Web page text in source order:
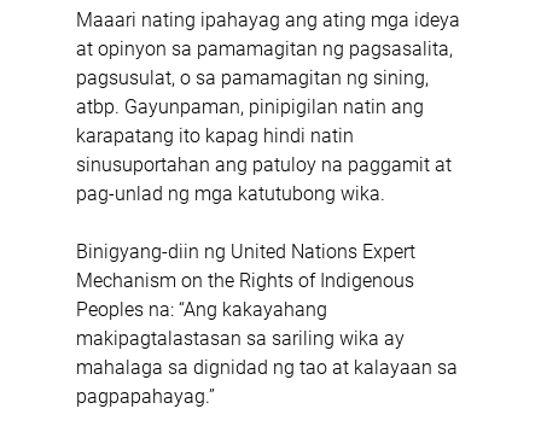
Maaari nating ipahayag ang ating mga ideya
at opinyon sa pamamagitan ng pagsasalita,
pagsusulat, o sa pamamagitan ng sining,
atbp. Gayunpaman, pinipigilan natin ang
karapatang ito kapag hindi natin
sinusuportahan ang patuloy na paggamit at
pag-unlad ng mga katutubong wika.
Binigyang-diin ng United Nations Expert
Mechanism on the Rights of Indigenous
Peoples na: “Ang kakayahang
makipagtalastasan sa sariling wika ay
mahalaga sa dignidad ng tao at kalayaan sa
pagpapahayag.”